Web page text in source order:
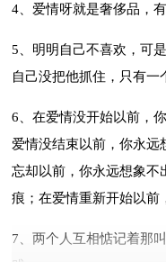
4、爱情呀就是奢侈品，
5、明明自己不喜欢，可
自己没把他抓住，只有一
6、在爱情没开始以前，
爱情没结束以前，你永远
忘却以前，你永远想象不
痕；在爱情重新开始以前
7、两个人互相惦记着那